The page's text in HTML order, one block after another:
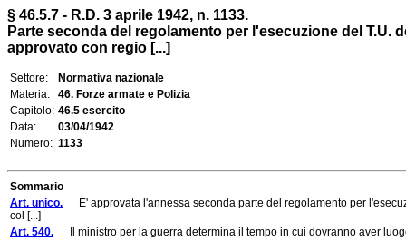
§ 46.5.7 - R.D. 3 aprile 1942, n. 1133.
Parte seconda del regolamento per l'esecuzione del
approvato con regio [...]
Settore:
Normativa nazionale
Materia:
46. Forze armate e Polizia
Capitolo: 46.5 esercito
Data:
03/04/1942
Numero: 1133
Sommario
Art. unico. E' approvata l'annessa seconda parte del regolamento per
col [...]
Art. 540. Il ministro per la guerra determina il tempo in cui dovranno aver